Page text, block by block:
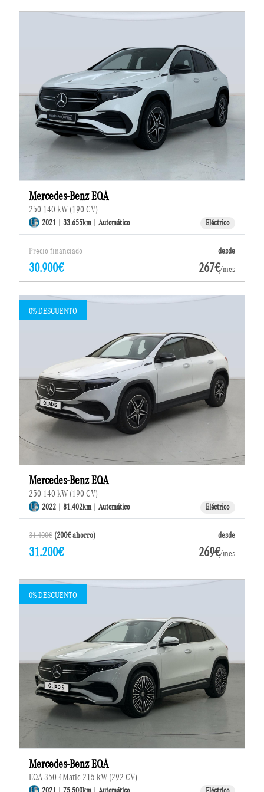
Mercedes-Benz EQA
250 140 kW (190 CV)
2021 | 33.655km | Automático Eléctrico
Precio financiado desde
30.900€ 267€/mes
0% DESCUENTO
Mercedes-Benz EQA
250 140 kW (190 CV)
2022 | 81.402km | Automático Eléctrico
31.400€ (200€ ahorro) desde
31.200€ 269€/mes
0% DESCUENTO
Mercedes-Benz EQA
EQA 350 4Matic 215 kW (292 CV)